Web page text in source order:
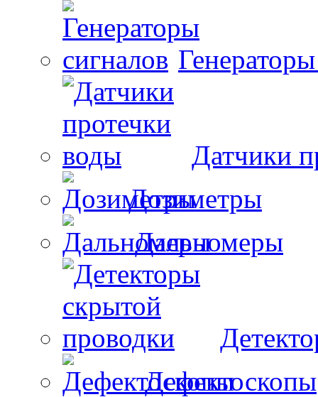
Датчики
Дозиметры
Дальномеры
Дефектоскопы